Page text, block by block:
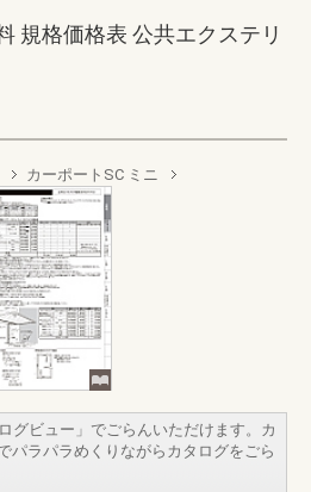
規格価格表 公共エクステリ
カーポートSC ミニ
グビュー」でごらんいただけます。カ
パラパラめくりながらカタログをごら